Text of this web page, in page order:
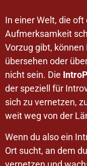
In einer Welt, die
Aufmerksamkeit
Vorzug gibt,
übersehen oder
nicht sein. Die
der speziell für
sich zu vernetzen,
weit weg von der
Wenn du also ein
Ort sucht, an dem